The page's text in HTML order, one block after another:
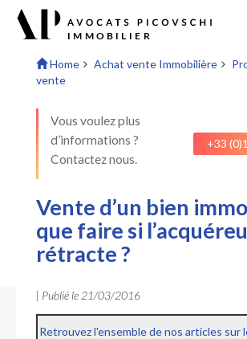
Home Achat vente Immobilière
vente
Vous voulez plus
d’informations ?
Contactez nous.
+33
Vente d’un bien
que faire si
rétracte ?
| Publié le 21/03/2016
Retrouvez l'ensemble de nos articles sur